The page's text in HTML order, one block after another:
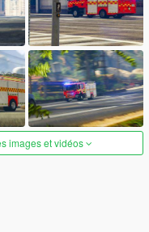
images et vidéos